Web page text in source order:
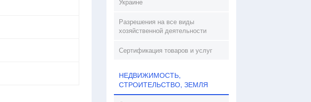
Разрешения на все виды
хозяйственной деятельности
Сертификация товаров и услуг
НЕДВИЖИМОСТЬ,
СТРОИТЕЛЬСТВО, ЗЕМЛЯ